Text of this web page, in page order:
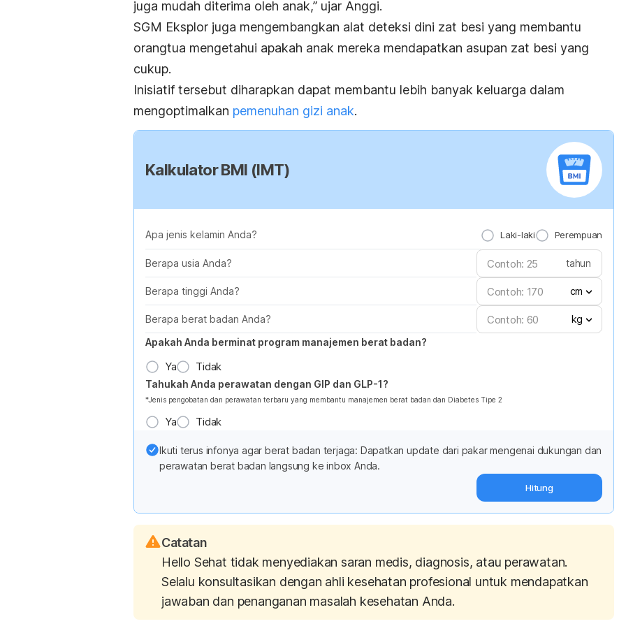
juga mudah diterima oleh anak,” ujar Anggi.
SGM Eksplor juga mengembangkan alat deteksi dini zat besi yang membantu
orangtua mengetahui apakah anak mereka mendapatkan asupan zat besi yang
cukup.
Inisiatif tersebut diharapkan dapat membantu lebih banyak keluarga dalam
mengoptimalkan pemenuhan gizi anak.
Kalkulator BMI (IMT)
Apa jenis kelamin Anda? Laki-laki Perempuan
Berapa usia Anda? tahun
Berapa tinggi Anda? cm
Berapa berat badan Anda?
kg
Apakah Anda berminat program manajemen berat badan?
Ya Tidak
Tahukah Anda perawatan dengan GIP dan GLP-1?
*Jenis pengobatan dan perawatan terbaru yang membantu manajemen berat badan dan Diabetes Tipe 2
Ya Tidak
Ikuti terus infonya agar berat badan terjaga: Dapatkan update dari pakar mengenai dukungan dan
perawatan berat badan langsung ke inbox Anda.
Hitung
Catatan
Hello Sehat tidak menyediakan saran medis, diagnosis, atau perawatan.
Selalu konsultasikan dengan ahli kesehatan profesional untuk mendapatkan
jawaban dan penanganan masalah kesehatan Anda.